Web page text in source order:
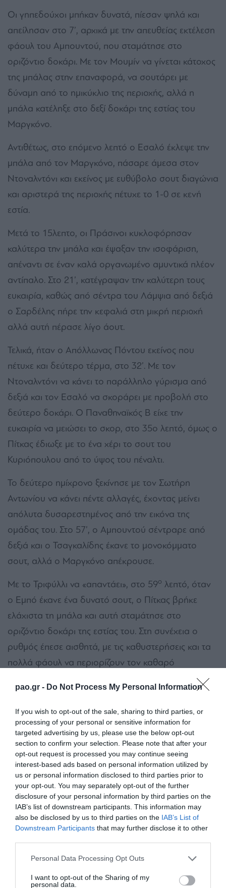
pao.gr - Do Not Process My Personal Information
If you wish to opt-out of the sale, sharing to third parties, or
processing of your personal or sensitive information for
targeted advertising by us, please use the below opt-out
section to confirm your selection. Please note that after your
opt-out request is processed you may continue seeing
interest-based ads based on personal information utilized by
us or personal information disclosed to third parties prior to
your opt-out. You may separately opt-out of the further
disclosure of your personal information by third parties on the
IAB’s list of downstream participants. This information may
also be disclosed by us to third parties on the IAB’s List of
Downstream Participants that may further disclose it to other
Please note that this website/app uses one or more Google
not limited to your visit or usage behaviour. You may click to
Personal Data Processing Opt Outs
I want to opt-out of the Sharing of my
personal data.
Οι γηπεδούχοι μπήκαν δυνατά, πίεσαν ψηλά και
απείλησαν στο 7’, αρχικά με την απευθείας εκτέλεση
φάουλ του Αμπουντού, που σταμάτησε στο
οριζόντιο δοκάρι. Με τον Μουμίν να γίνεται κάτοχος
της μπάλας στην επαναφορά, να σουτάρει με
δύναμη από το ημικύκλιο της περιοχής, αλλά η
μπάλα κατέληξε στο δεξί δοκάρι της εστίας του
Μαργκόνο.
Αντιθέτως, στο επόμενο λεπτό ο Εσαλό έκλεψε την
μπάλα από τον Μαργκόνο, πάσαρε άμεσα στον
Ντοναλντόνι και εκείνος με ευθύβολο σουτ διαγώνια
και αριστερά της περιοχής πέτυχε το 1-0 σε κενή
εστία.
Μετά το 15λεπτο, οι Πράσινοι κυκλοφόρησαν
καλύτερα την μπάλα και έψαξαν την ισοφάριση,
απέναντι σε έναν καλά οργανωμένο αμυντικά πλέον
αντίπαλο. Στο 21’, κατέγραψαν την καλύτερη τους
ευκαιρία, καθώς από σέντρα του Λάμψια από δεξιά
ο Σαρδέλης πήρε την κεφαλιά στη μικρή περιοχή
αλλά αυτή πέρασε λίγο άουτ.
Τελικά, ήταν ο Απόλλωνας Πόντου εκείνος που
πέτυχε και δεύτερο τέρμα, στο 32’. Mε τον
Ντοναλντόνι να κάνει το παράλληλο γύρισμα από
δεξιά και τον Εσαλό να σκοράρει με προβολή στο
δεύτερο δοκάρι. O Παναθηναϊκός Β είχε την
ευκαιρία να μειώσει το σκορ, στο 35ο λεπτό, όμως ο
Πίτκας έδιωξε με το ένα χέρι το σουτ του
Κυριόπουλου από το ύψος του πέναλτι.
Το δεύτερο ημίχρονο ξεκίνησε με τον Σωτήρη
Αντωνίου να κάνει πέντε αλλαγές, έχοντας μείνει
απόλυτα δυσαρεστημένος από την εικόνα της
ομάδας του. Στο 57’, ο Αμπουντού σέντραρε από
δεξιά και ο Τσαγκαλίδης έκανε το μονοκόμματο
σουτ, αλλά ο Μαργκόνο απέκρουσε.
Με το Τριφύλλι να «απαντάει», στο 59ο λεπτό, όταν
ο Εμπό έκανε ένα δυνατό σουτ, ο Πίτκας βρήκε
ελάχιστα τη μπάλα και αυτή σταμάτησε στο
οριζόντιο δοκάρι της εστίας του. Στη συνέχεια ο
ρυθμός έπεσε αισθητά, με τις καθυστερήσεις και τα
πολλά φάουλ να περιορίζουν τον καθαρό
αγωνιστικό χρόνο. Ένα γυριστό σουτ του Βουτσά,
μετά από γέμισμα του Μαρτίνη από αριστερά, έξω
και δεξιά της περιοχής των γηπεδούχων, στο 82’,
κόντραρε στον Αμαραντίδη.
O Παναθηναϊκός Β μείωσε εν τέλει στο 90 ολεπτό,
καθώς από ωραία ενέργεια του Κρυπαράκου από
δεξιά, ο Μαρτίνης έκανε το ευθύβολο σουτ εντός
περιοχής, ο Πίτκας απέκρουσε, η μπάλα έφτασε
στον Μπιλάλ, ο οποίος την «έστρωσε» στον
Αθανασακόπουλο, με το πλασέ του να διαμορφώνει
το τελικό 2-1.
: Πίτκας, Αμπουντού, Αμαραντίδης,
Ντιαλοσί, Καλογέρης, Μουμίν, Λαμπίρης,